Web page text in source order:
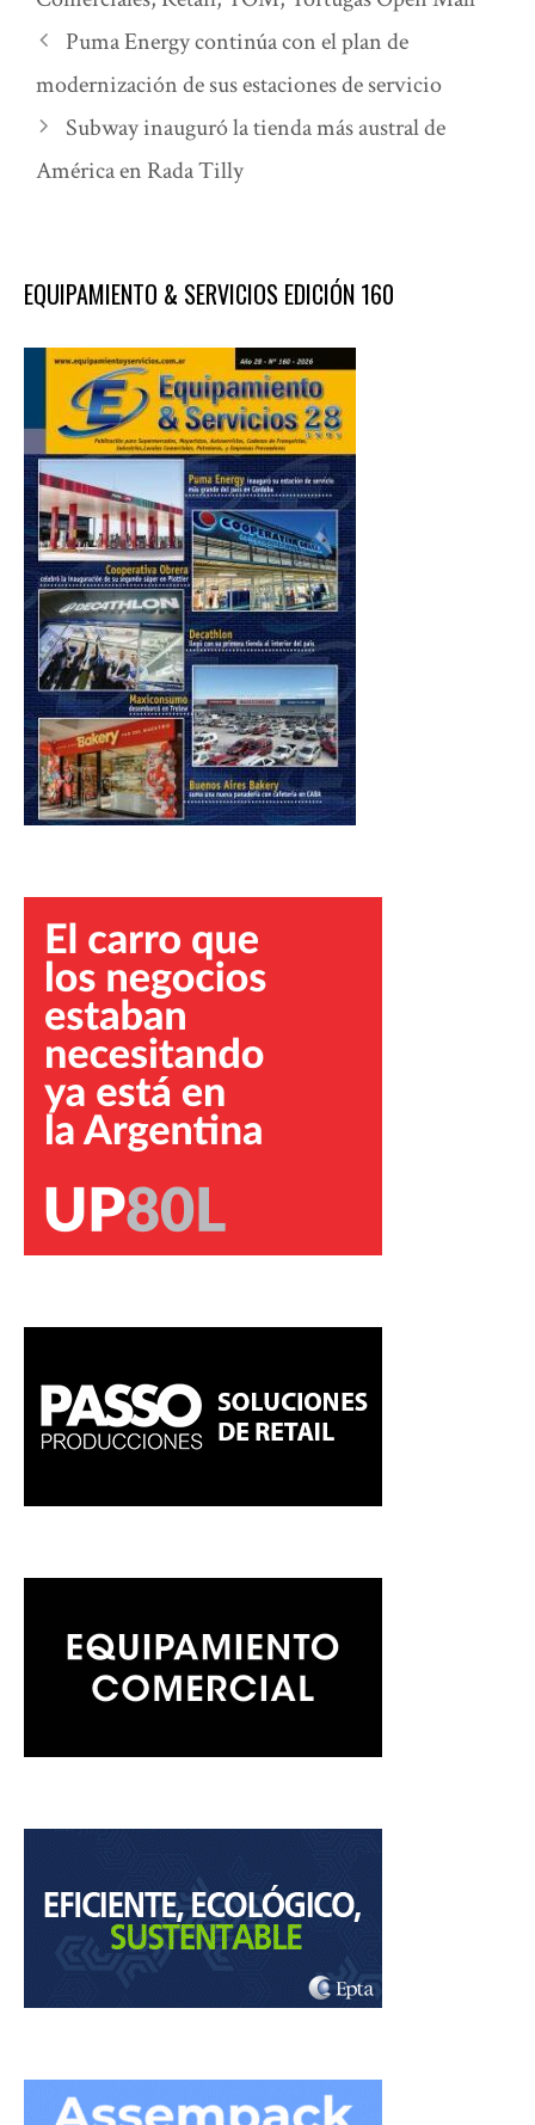
Puma Energy continúa con el plan de
modernización de sus estaciones de servicio
Subway inauguró la tienda más austral de
América en Rada Tilly
EQUIPAMIENTO & SERVICIOS EDICIÓN 160